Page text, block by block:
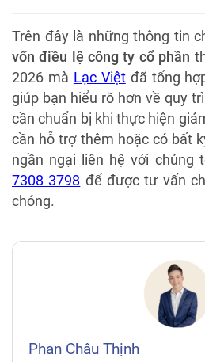
Trên đây là những thông tin
vốn điều lệ công ty cổ phần
2026 mà Lạc Việtđã tổng
giúp bạn hiểu rõ hơn về quy
cần chuẩn bị khi thực hiện
cần hỗ trợ thêm hoặc có bất
ngần ngại liên hệ với chúng
7308 3798 để được tư vấn
chóng.
Phan Châu Thịnh